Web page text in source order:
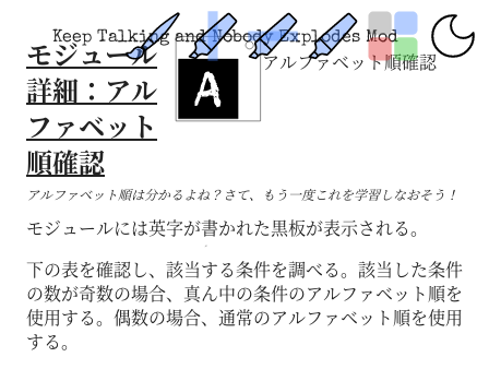
Keep Talking and Nobody Explodes Mod
アルファベット順確認
モジュール
詳細：アル
ファベット
順確認
アルファベット順は分かるよね？さて、もう一度これを学習しなおそう！
モジュールには英字が書かれた黒板が表示される。
下の表を確認し、該当する条件を調べる。該当した条件
の数が奇数の場合、真ん中の条件のアルファベット順を
使用する。偶数の場合、通常のアルファベット順を使用
する。